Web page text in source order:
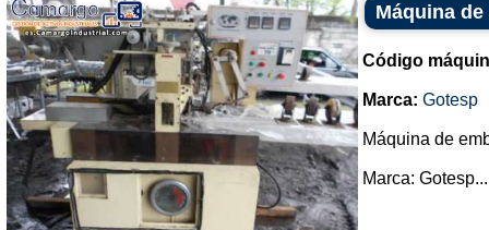
Máquina
Código
Marca: Gotesp
Máquina de
Marca: